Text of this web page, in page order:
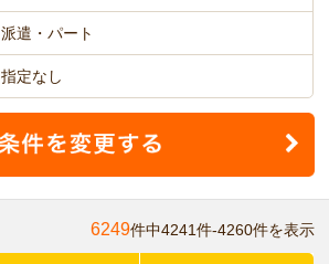
派遣・パート
指定なし
6249件中4241件-4260件を表示